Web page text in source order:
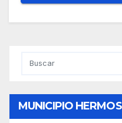
MUNICIPIO